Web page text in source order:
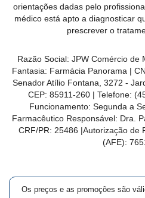
orientações dadas pelo
médico está apto a diagnosticar
prescrever o
Razão Social: JPW Comércio de
Fantasia: Farmácia Panorama |
Senador Atílio Fontana, 3272 -
CEP: 85911-260 | Telefone:
Funcionamento: Segunda a
Farmacêutico Responsável: Dra.
CRF/PR: 25486 |Autorização de
(AFE):
Os preços e as promoções são